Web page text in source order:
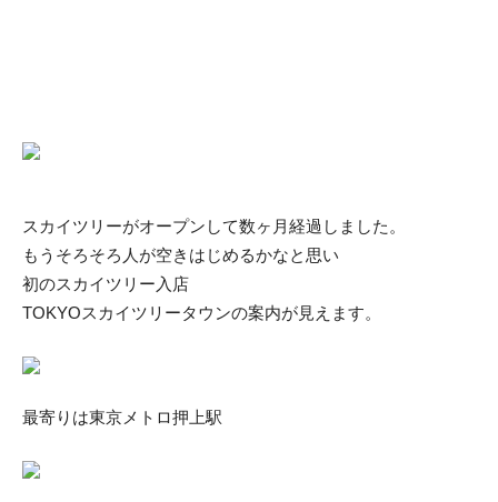
スカイツリーがオープンして数ヶ月経過しました。
もうそろそろ人が空きはじめるかなと思い
初のスカイツリー入店
TOKYOスカイツリータウンの案内が見えます。
最寄りは東京メトロ押上駅